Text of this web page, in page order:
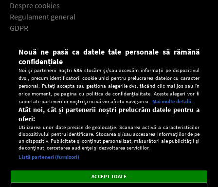
Despre cookies
Regulament general
GDPR
Descarcă gratuit aplicaţia Europa FM pentru smartphone:
Setări:
Dark
Mode
Radio live, podcasturi, știri și alerte
importante.
×
Nouă ne pasă ca datele tale personale să rămână
confidențiale
Noi și partenerii noștri585 stocăm și/sau accesăm informații pe dispozitivul
dvs., precum identificatorii cookie unici pentru prelucrarea datelor cu caracter
personal. Puteți accepta sau gestiona alegerile dvs. făcând clic mai jos sau în
orice moment, pe pagina cu politica de confidențialitate. Aceste alegeri vor fi
raportate partenerilor noștri și nu vă vor afecta navigarea. Mai multe detalii
Atât noi, cât și partenerii noștri prelucrăm datele pentru a
oferi:
Utilizarea unor date precise de geolocație. Scanarea activă a caracteristicilor
dispozitivului pentru identificare. Stocarea și/sau accesarea informațiilor de pe
un dispozitiv. Publicitate și conținut personalizat, măsurători ale publicității și
de conținut, cercetarea audienței și dezvoltarea serviciilor.
Listă parteneri (furnizori)
ACCEPT TOATE